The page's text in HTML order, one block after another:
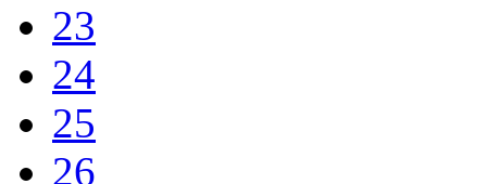
23
24
25
26